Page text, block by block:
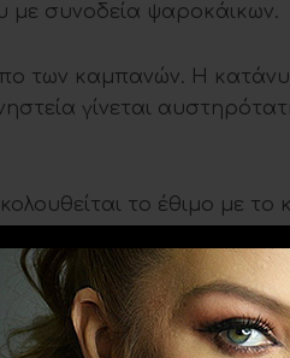
με συνοδεία ψαροκάικων.
των καμπανών. Η
γίνεται
το έθιμο με το
Παρασκευή είναι
πρόσωπα και η
και φίλων.